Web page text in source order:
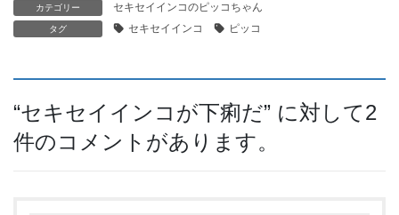
カテゴリー セキセイインコのピッコちゃん
タグ セキセイインコ ピッコ
“セキセイインコが下痢だ” に対して2
件のコメントがあります。